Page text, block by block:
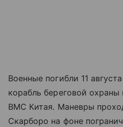
Военные погибли 11
корабль береговой
ВМС Китая. Маневры
Скарборо на фоне